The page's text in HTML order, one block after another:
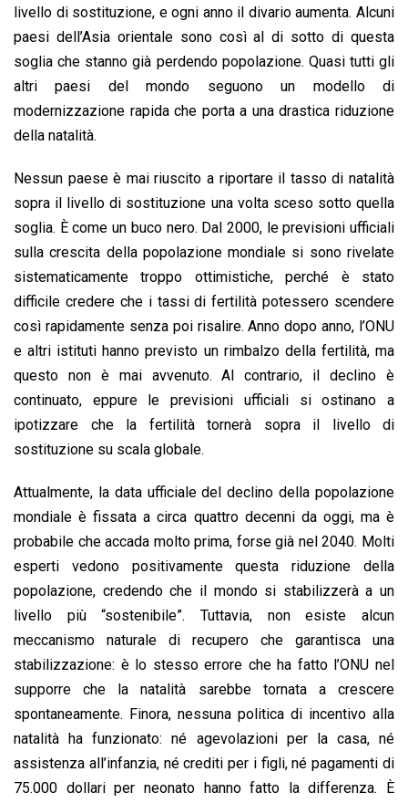
livello di sostituzione, e ogni anno il divario aumenta. Alcuni
paesi dell’Asia orientale sono così al di sotto di questa
soglia che stanno già perdendo popolazione. Quasi tutti gli
altri paesi del mondo seguono un modello di
modernizzazione rapida che porta a una drastica riduzione
della natalità.
Nessun paese è mai riuscito a riportare il tasso di natalità
sopra il livello di sostituzione una volta sceso sotto quella
soglia. È come un buco nero. Dal 2000, le previsioni ufficiali
sulla crescita della popolazione mondiale si sono rivelate
sistematicamente troppo ottimistiche, perché è stato
difficile credere che i tassi di fertilità potessero scendere
così rapidamente senza poi risalire. Anno dopo anno, l’ONU
e altri istituti hanno previsto un rimbalzo della fertilità, ma
questo non è mai avvenuto. Al contrario, il declino è
continuato, eppure le previsioni ufficiali si ostinano a
ipotizzare che la fertilità tornerà sopra il livello di
sostituzione su scala globale.
Attualmente, la data ufficiale del declino della popolazione
mondiale è fissata a circa quattro decenni da oggi, ma è
probabile che accada molto prima, forse già nel 2040. Molti
esperti vedono positivamente questa riduzione della
popolazione, credendo che il mondo si stabilizzerà a un
livello più “sostenibile”. Tuttavia, non esiste alcun
meccanismo naturale di recupero che garantisca una
stabilizzazione: è lo stesso errore che ha fatto l’ONU nel
supporre che la natalità sarebbe tornata a crescere
spontaneamente. Finora, nessuna politica di incentivo alla
natalità ha funzionato: né agevolazioni per la casa, né
assistenza all’infanzia, né crediti per i figli, né pagamenti di
75.000 dollari per neonato hanno fatto la differenza. È